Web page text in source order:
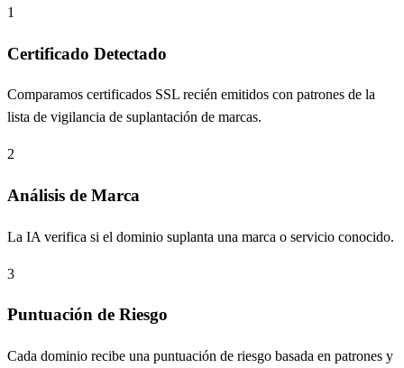
1
Certificado Detectado
Comparamos certificados SSL recién emitidos con patrones de la
lista de vigilancia de suplantación de marcas.
2
Análisis de Marca
La IA verifica si el dominio suplanta una marca o servicio conocido.
3
Puntuación de Riesgo
Cada dominio recibe una puntuación de riesgo basada en patrones y